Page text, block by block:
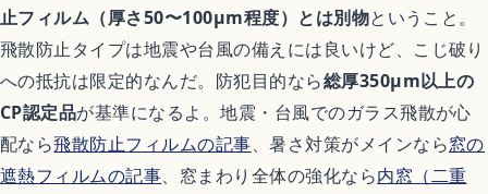
完結済みアニメ
どんでん返しアニメ
止フィルム（厚さ50〜100μm程度）とは別物ということ。
飛散防止タイプは地震や台風の備えには良いけど、こじ破り
への抵抗は限定的なんだ。防犯目的なら総厚350μm以上の
CP認定品が基準になるよ。地震・台風でのガラス飛散が心
配なら飛散防止フィルムの記事、暑さ対策がメインなら窓の
遮熱フィルムの記事、窓まわり全体の強化なら内窓（二重